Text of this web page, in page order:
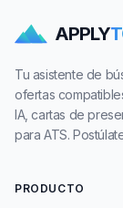
APPLY
Tu asistente de
ofertas
IA, cartas de
para ATS.
PRODUCTO